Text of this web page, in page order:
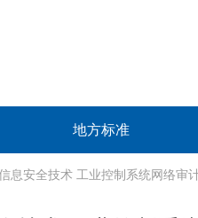
地方标准
息安全技术 工业控制系统网络审